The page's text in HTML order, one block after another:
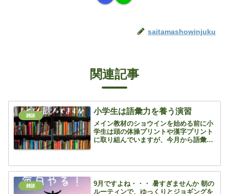
saitamashowinjuku
関連記事
雑談 小学生は語彙力を養う演習
メイン教材のショウインを始める前に小
学生は頭の体操プリントや漢字プリント
に取り組んでいますが、今月から語彙力
味を知っているかどうか 保護者の方には
信じられない方もいる...
雑談
9月ですよね・・・ 暑すぎませんか 朝の
ルーティンで、ゆっくりとジョギングを